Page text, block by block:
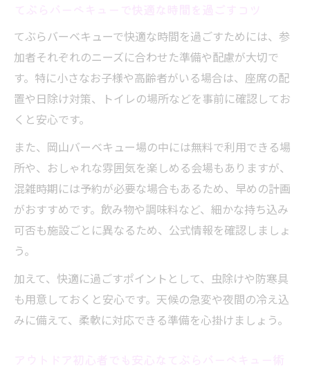
てぶらバーベキューで快適な時間を過ごすためには、参
加者それぞれのニーズに合わせた準備や配慮が大切で
す。特に小さなお子様や高齢者がいる場合は、座席の配
置や日除け対策、トイレの場所などを事前に確認してお
くと安心です。
また、岡山バーベキュー場の中には無料で利用できる場
所や、おしゃれな雰囲気を楽しめる会場もありますが、
混雑時期には予約が必要な場合もあるため、早めの計画
がおすすめです。飲み物や調味料など、細かな持ち込み
可否も施設ごとに異なるため、公式情報を確認しましょ
う。
加えて、快適に過ごすポイントとして、虫除けや防寒具
も用意しておくと安心です。天候の急変や夜間の冷え込
みに備えて、柔軟に対応できる準備を心掛けましょう。